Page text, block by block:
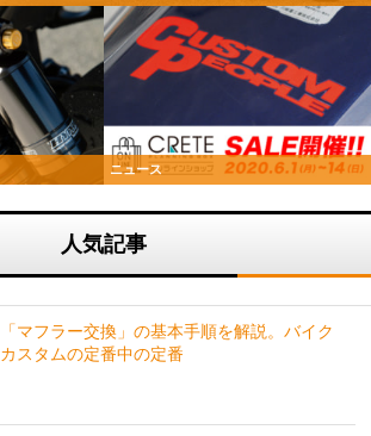
ニュース
人気記事
「マフラー交換」の基本手順を解説。バイク
カスタムの定番中の定番